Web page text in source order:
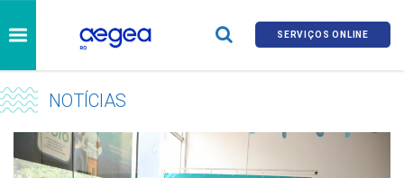
SERVIÇOS ONLINE
NOTÍCIAS